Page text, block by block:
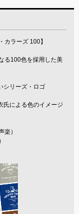
カラーズ 100】
る100色を採用した美
シリーズ・ロゴ
氏による色のイメージ
楽）